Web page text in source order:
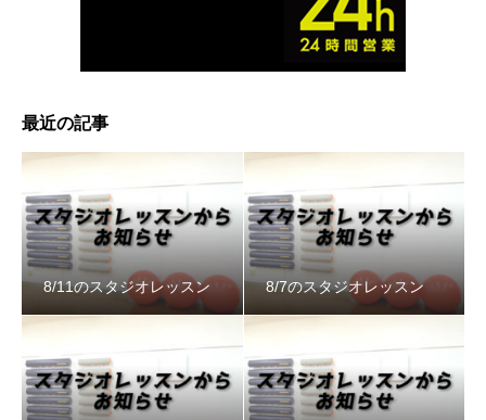
最近の記事
8/11のスタジオレッスン 8/7のスタジオレッスン